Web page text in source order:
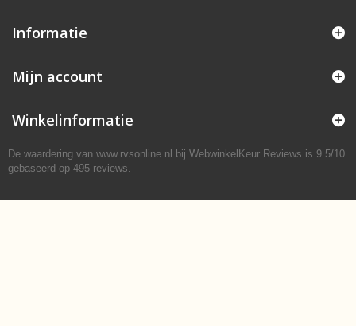
Informatie
Mijn account
Winkelinformatie
De waardering van www.rvsonline.nl bij WebwinkelKeur Reviews is 9.5/10
gebaseerd op 495 reviews.